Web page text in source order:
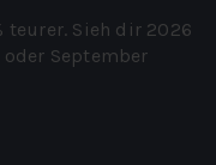
Sieh dir 2026
September